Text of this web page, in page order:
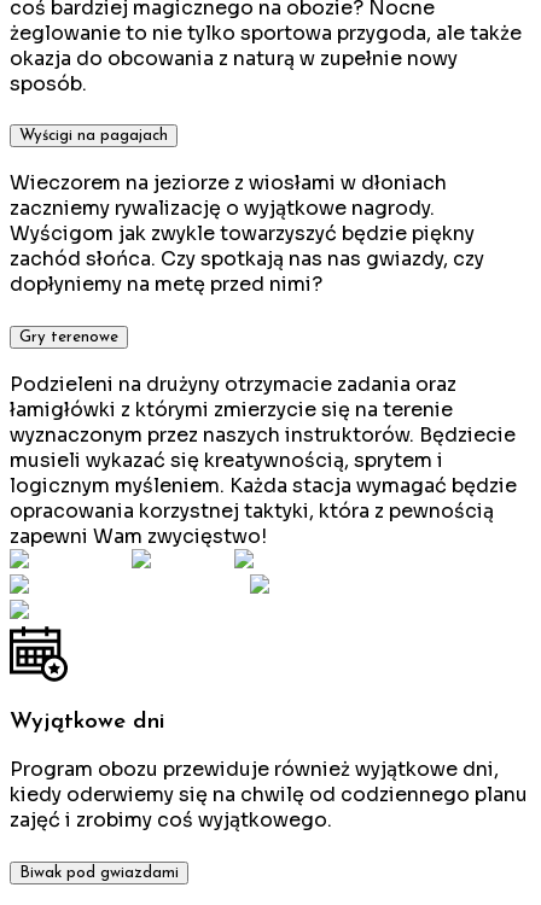
coś bardziej magicznego na obozie? Nocne
żeglowanie to nie tylko sportowa przygoda, ale także
okazja do obcowania z naturą w zupełnie nowy
sposób.
Wyścigi na pagajach
Wieczorem na jeziorze z wiosłami w dłoniach
zaczniemy rywalizację o wyjątkowe nagrody.
Wyścigom jak zwykle towarzyszyć będzie piękny
zachód słońca. Czy spotkają nas nas gwiazdy, czy
dopłyniemy na metę przed nimi?
Gry terenowe
Podzieleni na drużyny otrzymacie zadania oraz
łamigłówki z którymi zmierzycie się na terenie
wyznaczonym przez naszych instruktorów. Będziecie
musieli wykazać się kreatywnością, sprytem i
logicznym myśleniem. Każda stacja wymagać będzie
opracowania korzystnej taktyki, która z pewnością
zapewni Wam zwycięstwo!
Wyjątkowe dni
Program obozu przewiduje również wyjątkowe dni,
kiedy oderwiemy się na chwilę od codziennego planu
zajęć i zrobimy coś wyjątkowego.
Biwak pod gwiazdami